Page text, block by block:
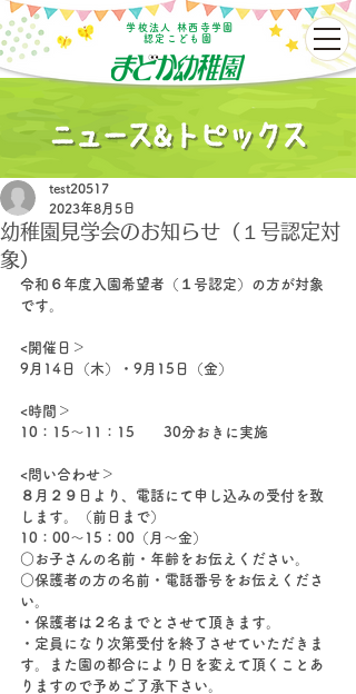
学校法人 林西寺学園
認定こども園
幼稚園見学会のお知らせ（１号認定対
象）
test20517
2023年8月5日
令和６年度入園希望者（１号認定）の方が対象
です。
<開催日＞
9月14日（木）・9月15日（金）
<時間＞
10：15〜11：15　　30分おきに実施
<問い合わせ＞
８月２９日より、電話にて申し込みの受付を致
します。（前日まで）
10：00〜15：00（月〜金）
○お子さんの名前・年齢をお伝えください。
○保護者の方の名前・電話番号をお伝えくださ
い。
・保護者は２名までとさせて頂きます。
・定員になり次第受付を終了させていただきま
す。また園の都合により日を変えて頂くことあ
りますので予めご了承下さい。